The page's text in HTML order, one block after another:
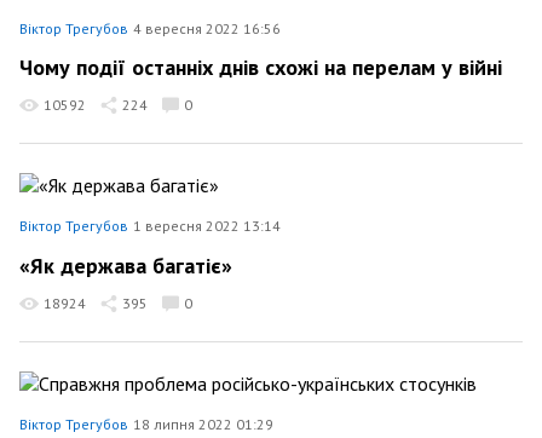
Віктор Трегубов 4 вересня 2022 16:56
Чому події останніх днів схожі на перелам у війні
10592 224 0
Віктор Трегубов 1 вересня 2022 13:14
«Як держава багатіє»
18924 395 0
Віктор Трегубов 18 липня 2022 01:29